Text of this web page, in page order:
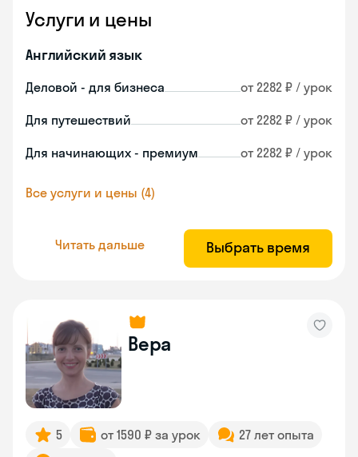
Услуги и цены
Английский язык
Деловой - для бизнеса от 2282 ₽ / урок
Для путешествий от 2282 ₽ / урок
Для начинающих - премиум от 2282 ₽ / урок
Все услуги и цены (4)
Читать дальше Выбрать время
Вера
5 от 1590 ₽ за урок
27 лет опыта